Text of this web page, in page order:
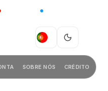
CHINA
PT
SOBRE NÓS CRÉDITO